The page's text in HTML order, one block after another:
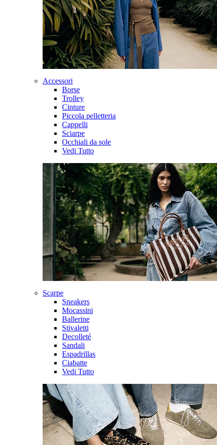
Accessori
Borse
Trolley
Cinture
Piccola pelletteria
Cappelli
Sciarpe
Occhiali da sole
Vedi Tutto
Scarpe
Sneakers
Mocassini
Ballerine
Stivaletti
Decolleté
Sandali
Espadrillas
Ciabatte
Vedi Tutto